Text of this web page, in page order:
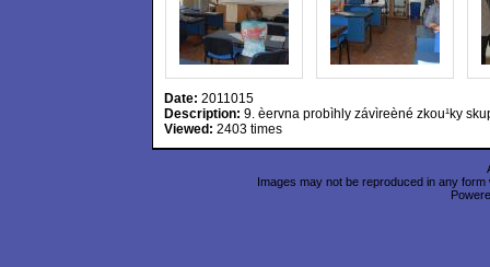
Date: 2011015
Description: 9. èervna probìhly závìreèné zkou¹ky
Viewed: 2403 times
Images may not be reproduced in any